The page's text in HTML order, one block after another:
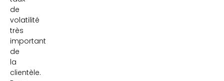
de
volatilité
très
important
de
la
clientèle.